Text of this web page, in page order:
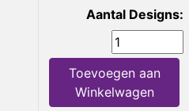
Aantal Designs:
Toevoegen aan
Winkelwagen